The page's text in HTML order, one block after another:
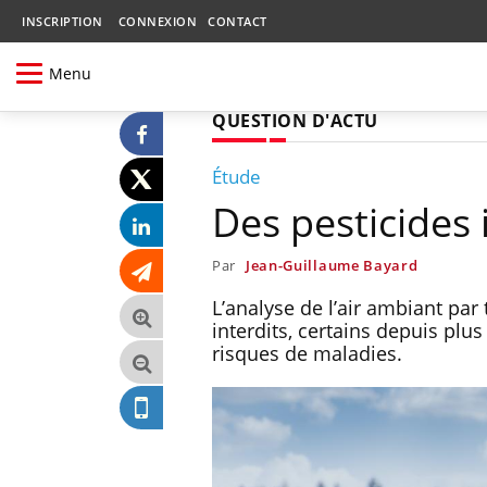
INSCRIPTION CONNEXION CONTACT
Menu
QUESTION D'ACTU
Étude
Des
Par Jean-Guillaume Bayard
L’analyse de l’air ambiant
interdits, certains depuis
risques de maladies.